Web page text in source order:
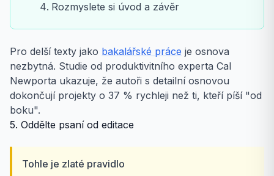
Rozmyslete si úvod a závěr
Pro delší texty jako bakalářské práce je osnova
nezbytná. Studie od produktivitního experta Cal
Newporta ukazuje, že autoři s detailní osnovou
dokončují projekty o 37 % rychleji než ti, kteří píší "od
boku".
5. Oddělte psaní od editace
Tohle je zlaté pravidlo